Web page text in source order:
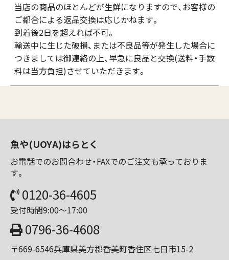
当店の商品のほとんどが生鮮になりますので、お客様の
ご都合による返品交換は応じかねます。
到着後2日を超えれば不可。
輸送中に生じた破損、または不良品等が発生した場合に
つきましては御連絡の上、早急に良品と交換(送料・手数
料は当方負担)させていただきます。
魚や(UOYA)はらとく
お電話でのお問合わせ・FAXでのご注文も承っておりま
す。
0120-36-4605
受付時間9:00～17:00
0796-36-4608
〒669-6546兵庫県美方郡香美町香住区七日市15-2